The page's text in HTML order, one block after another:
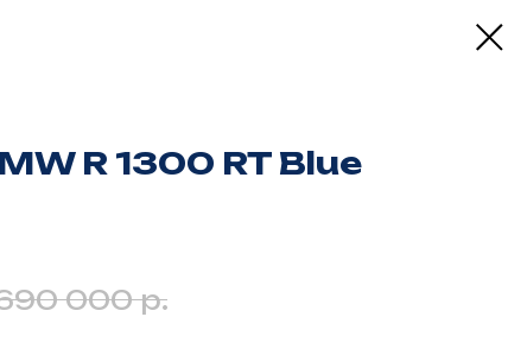
R 1300 RT Blue
000 р.